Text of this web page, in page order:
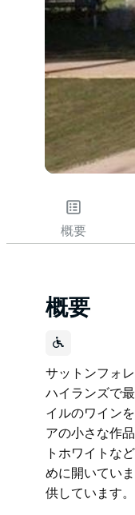
概要
概要
サットンフォ
ハイランズで
イルのワイン
アの小さな作
トホワイトな
めに開いてい
供しています